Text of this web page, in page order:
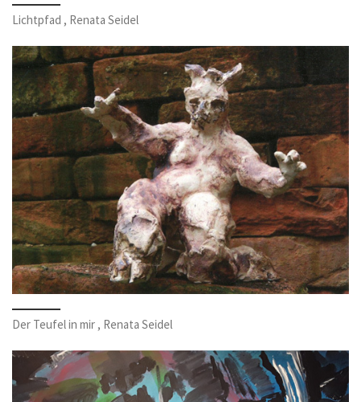
Lichtpfad , Renata Seidel
Der Teufel in mir , Renata Seidel